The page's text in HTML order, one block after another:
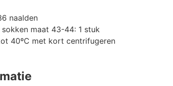
naalden
maat 43-44: 1 stuk
40ºC met kort centrifugeren